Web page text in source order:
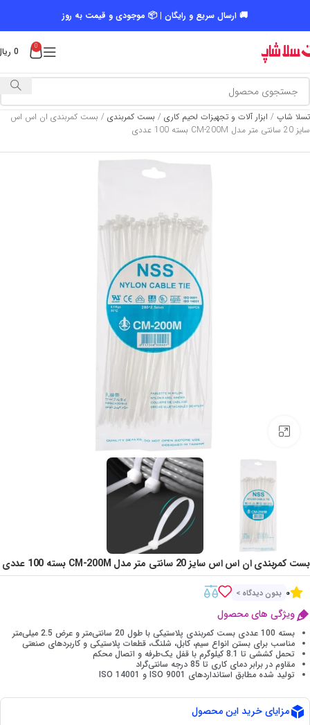
🚚 ارسال سریع و رایگان | 📦 موجودی و قیمت به روز
0
0
تسلا شاپ / ابزار آلات و تجهیزات لحیم کاری / بست کمربندی / بست کمربندی ان اس اس
سایز 20 سانتی متر مدل CM-200M بسته 100 عددی
بست کمربندی ان اس اس سایز 20 سانتی متر مدل CM-200M بسته 100 عددی
0 بدون دیدگاه >
ویژگی های محصول
بسته 100 عددی بست کمربندی پلاستیکی با طول 20 سانتی‌متر و عرض 2.5 میلی‌متر
مناسب برای بستن انواع سیم، کابل، شلنگ، قطعات پلاستیکی و کاربردهای صنعتی
تحمل کششی تا 8.1 کیلوگرم با قفل یک‌طرفه و اتصال محکم
مقاوم در برابر دمای کاری تا 85 درجه سانتی‌گراد
تولید شده مطابق استانداردهای ISO 9001 و ISO 14001
مزایای خرید این محصول